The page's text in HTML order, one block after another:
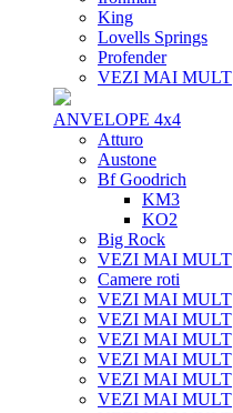
King
Lovells Springs
Profender
VEZI MAI MULT
ANVELOPE 4x4
Atturo
Austone
Bf Goodrich
KM3
KO2
Big Rock
VEZI MAI MULT
Camere roti
VEZI MAI MULT
VEZI MAI MULT
VEZI MAI MULT
VEZI MAI MULT
VEZI MAI MULT
VEZI MAI MULT